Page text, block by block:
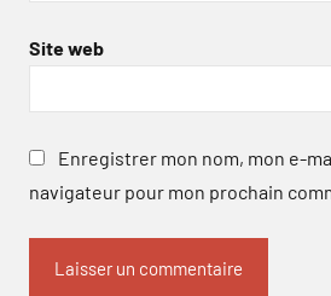
Site web
Enregistrer mon nom, mon e-
navigateur pour mon prochain